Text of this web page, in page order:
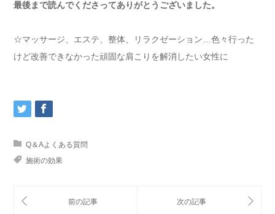
最後まで読んでくださってありがとうございました。
☆マッサージ、エステ、整体、リラクゼーション…色々行った
けど改善できなかった頑固な肩こりを解消したい女性に
Q＆Aよくある質問
施術の効果